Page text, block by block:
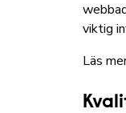
viktig
Läs